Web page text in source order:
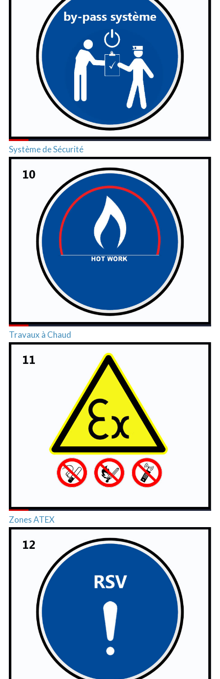
Système de Sécurité
Travaux à Chaud
Zones ATEX